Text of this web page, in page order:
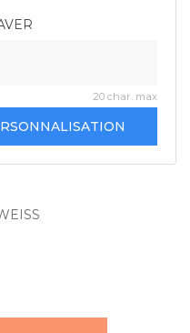
20 char. max